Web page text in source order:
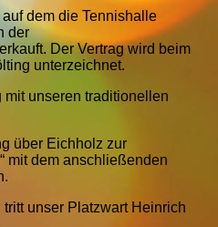
dem die Tennishalle
der
Der Vertrag wird beim
unterzeichnet.
mit unseren traditionellen
über Eichholz zur
mit dem anschließenden
tritt unser Platzwart Heinrich